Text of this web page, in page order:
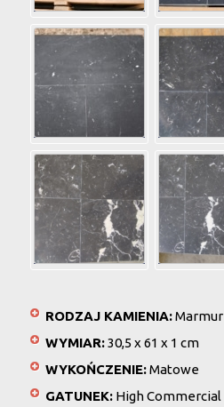
RODZAJ KAMIENIA:Marmur
WYMIAR:30,5 x 61 x 1 cm
WYKOŃCZENIE:Matowe
GATUNEK: High Commercial